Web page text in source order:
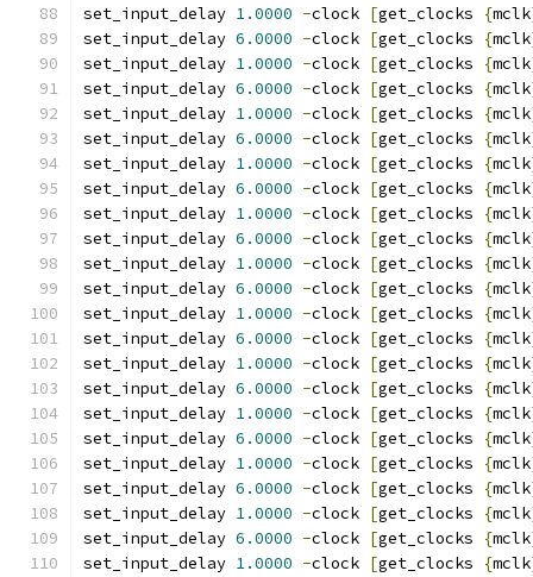
set_input_delay 1.0000 -clock [get_clocks {mclk
set_input_delay 6.0000 -clock [get_clocks {mclk
set_input_delay 1.0000 -clock [get_clocks {mclk
set_input_delay 6.0000 -clock [get_clocks {mclk
set_input_delay 1.0000 -clock [get_clocks {mclk
set_input_delay 6.0000 -clock [get_clocks {mclk
set_input_delay 1.0000 -clock [get_clocks {mclk
set_input_delay 6.0000 -clock [get_clocks {mclk
set_input_delay 1.0000 -clock [get_clocks {mclk
set_input_delay 6.0000 -clock [get_clocks {mclk
set_input_delay 1.0000 -clock [get_clocks {mclk
set_input_delay 6.0000 -clock [get_clocks {mclk
set_input_delay 1.0000 -clock [get_clocks {mclk
set_input_delay 6.0000 -clock [get_clocks {mclk
set_input_delay 1.0000 -clock [get_clocks {mclk
set_input_delay 6.0000 -clock [get_clocks {mclk
set_input_delay 1.0000 -clock [get_clocks {mclk
set_input_delay 6.0000 -clock [get_clocks {mclk
set_input_delay 1.0000 -clock [get_clocks {mclk
set_input_delay 6.0000 -clock [get_clocks {mclk
set_input_delay 1.0000 -clock [get_clocks {mclk
set_input_delay 6.0000 -clock [get_clocks {mclk
set_input_delay 1.0000 -clock [get_clocks {mclk